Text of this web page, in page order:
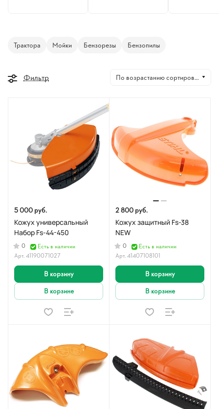
Трактора Мойки Бензорезы Бензопилы
Фильтр По возрастанию сортировки
5 000 руб.
Кожух универсальный
Набор Fs-44-450
0
Есть в наличии
Арт.41190071027
В корзину
В корзине
2 800 руб.
Кожух защитный Fs-38
NEW
0
Есть в наличии
Арт.41407108101
В корзину
В корзине